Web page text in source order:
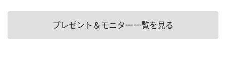
プレゼント＆モニター一覧を見る